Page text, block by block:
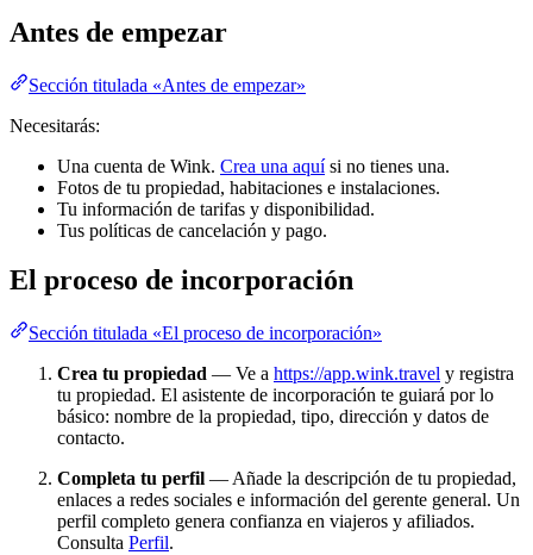
Antes de empezar
Sección titulada «Antes de empezar»
Necesitarás:
Una cuenta de Wink. Crea una aquísi no tienes una.
Fotos de tu propiedad, habitaciones e instalaciones.
Tu información de tarifas y disponibilidad.
Tus políticas de cancelación y pago.
El proceso de incorporación
Sección titulada «El proceso de incorporación»
Crea tu propiedad — Ve a https://app.wink.travel y registra
tu propiedad. El asistente de incorporación te guiará por lo
básico: nombre de la propiedad, tipo, dirección y datos de
contacto.
Completa tu perfil — Añade la descripción de tu propiedad,
enlaces a redes sociales e información del gerente general. Un
perfil completo genera confianza en viajeros y afiliados.
Consulta Perfil.